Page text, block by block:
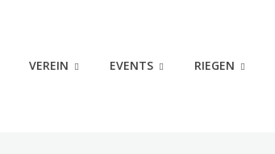
VEREIN EVENTS RIEGEN